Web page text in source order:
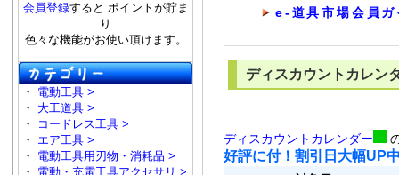
会員登録すると ポイントが貯ま
り
色々な機能がお使い頂けます。
・ 電動工具 >
・ 大工道具 >
・
コードレス工具 >
・ エア工具 >
・ 電動工具用刃物・消耗品 >
・ 電動・充電工具アクセサリ >
e-道具市場会員ガ
ディスカウントカレン
ディスカウントカレンダー
好評に付！割引日大幅UP